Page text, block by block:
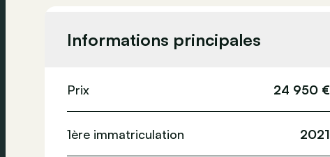
Informations principales
Prix 24 950 €
1ère immatriculation 2021